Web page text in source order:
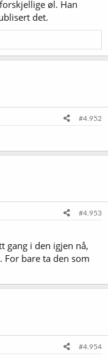
øl. Han
det.
#4.952
#4.953
gang i den igjen nå,
For bare ta den som
#4.954